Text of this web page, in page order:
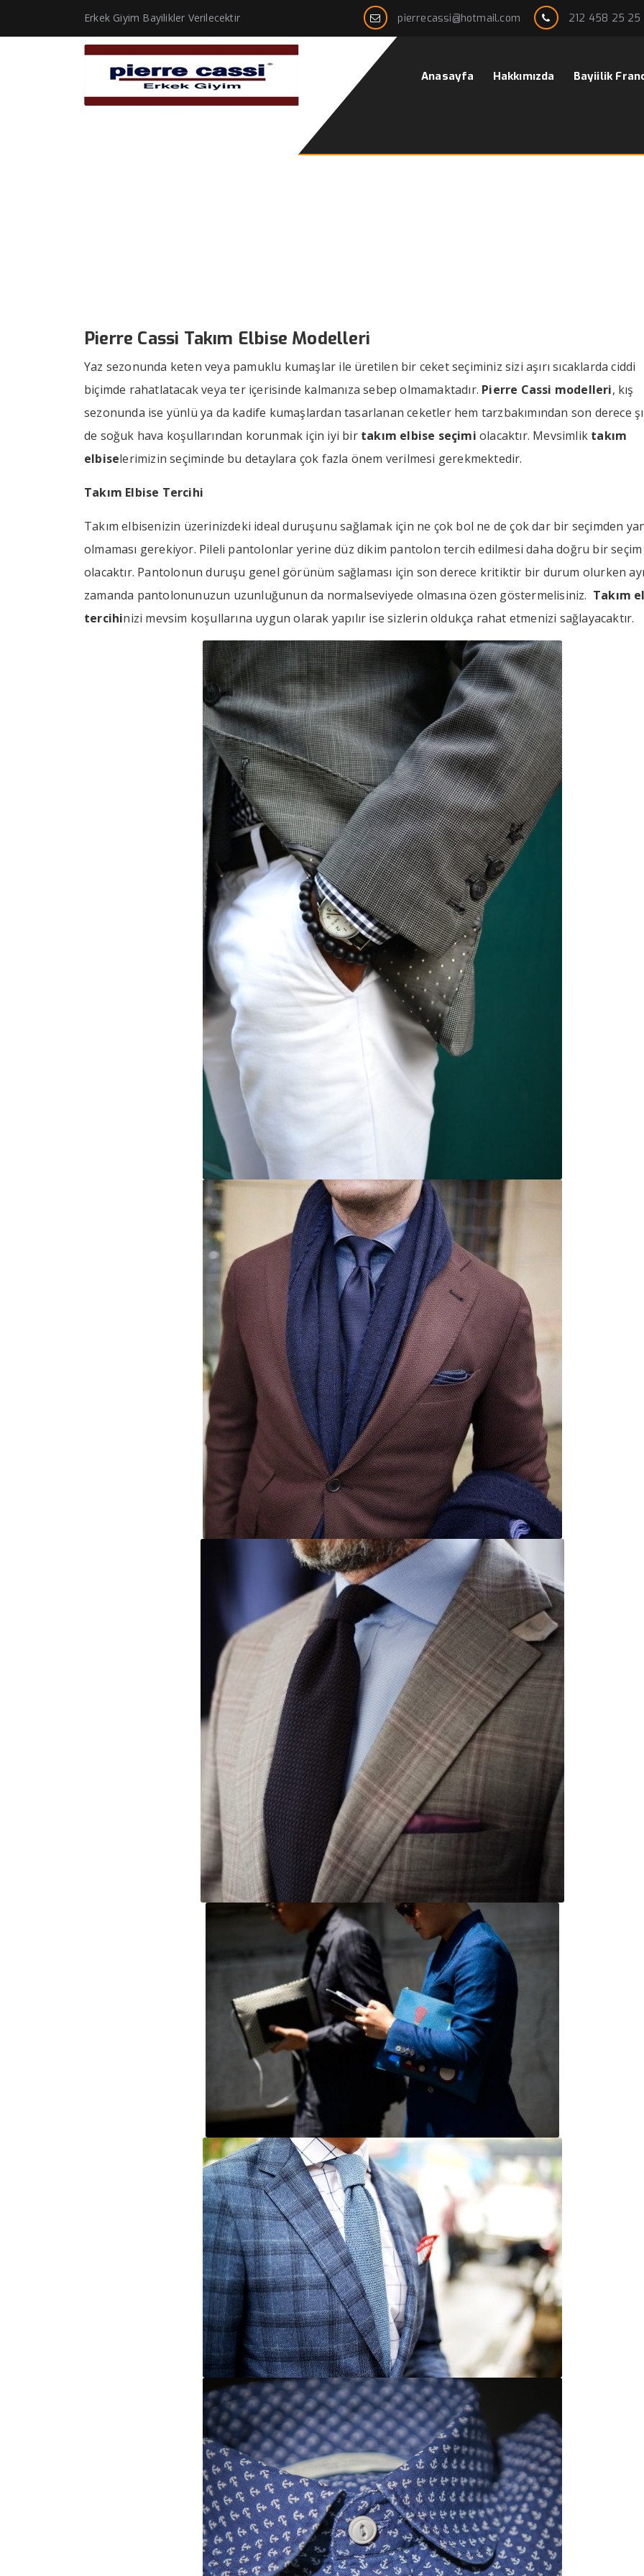
Erkek Giyim Bayilikler Verilecektir pierrecassi@hotmail.com 212 458 25 25
Anasayfa Hakkımızda Bayiilik
Pierre Cassi Takım Elbise Modelleri
Yaz sezonunda keten veya pamuklu kumaşlar ile üretilen bir ceket seçiminiz sizi aşırı sıcaklarda ciddi
biçimde rahatlatacak veya ter içerisinde kalmanıza sebep olmamaktadır. Pierre Cassi modelleri, kış
sezonunda ise yünlü ya da kadife kumaşlardan tasarlanan ceketler hem tarzbakımından son derece
de soğuk hava koşullarından korunmak için iyi bir takım elbise seçimi olacaktır. Mevsimlik takım
elbiselerimizin seçiminde bu detaylara çok fazla önem verilmesi gerekmektedir.
Takım Elbise Tercihi
Takım elbisenizin üzerinizdeki ideal duruşunu sağlamak için ne çok bol ne de çok dar bir seçimden
olmaması gerekiyor. Pileli pantolonlar yerine düz dikim pantolon tercih edilmesi daha doğru bir seçim
olacaktır. Pantolonun duruşu genel görünüm sağlaması için son derece kritiktir bir durum olurken
zamanda pantolonunuzun uzunluğunun da normalseviyede olmasına özen göstermelisiniz. Takım
tercihinizi mevsim koşullarına uygun olarak yapılır ise sizlerin oldukça rahat etmenizi sağlayacaktır.